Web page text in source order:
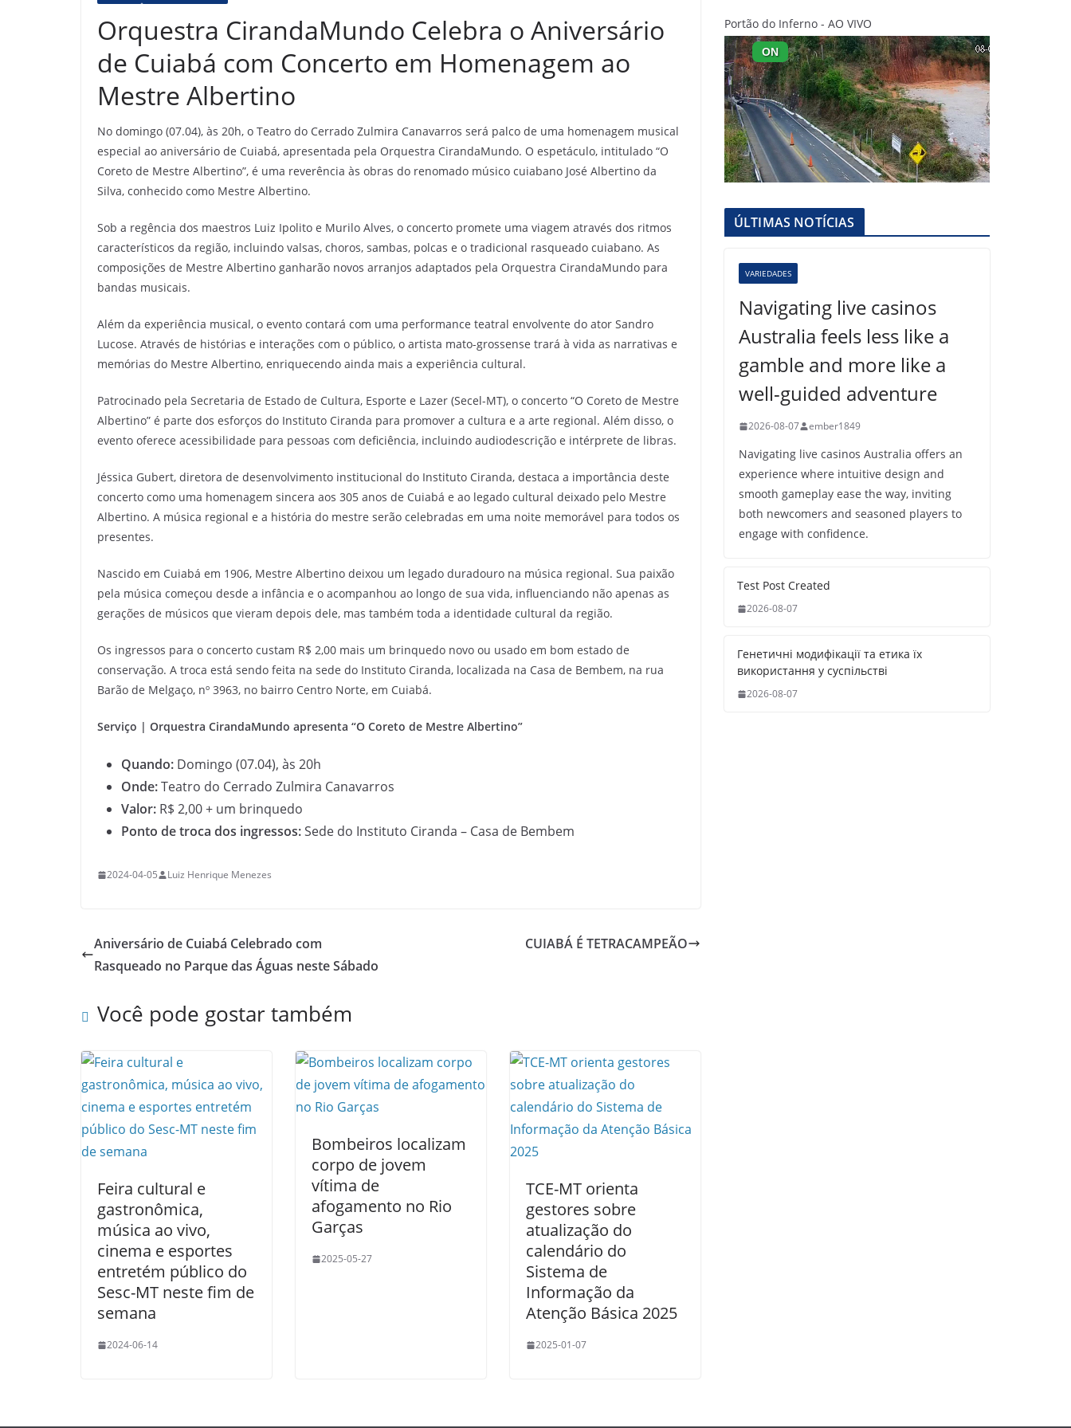
Orquestra CirandaMundo Celebra o Aniversário
de Cuiabá com Concerto em Homenagem ao
Mestre Albertino
No domingo (07.04), às 20h, o Teatro do Cerrado Zulmira Canavarros será palco de uma homenagem musical
especial ao aniversário de Cuiabá, apresentada pela Orquestra CirandaMundo. O espetáculo, intitulado “O
Coreto de Mestre Albertino”, é uma reverência às obras do renomado músico cuiabano José Albertino da
Silva, conhecido como Mestre Albertino.
Sob a regência dos maestros Luiz Ipolito e Murilo Alves, o concerto promete uma viagem através dos ritmos
característicos da região, incluindo valsas, choros, sambas, polcas e o tradicional rasqueado cuiabano. As
composições de Mestre Albertino ganharão novos arranjos adaptados pela Orquestra CirandaMundo para
bandas musicais.
Além da experiência musical, o evento contará com uma performance teatral envolvente do ator Sandro
Lucose. Através de histórias e interações com o público, o artista mato-grossense trará à vida as narrativas e
memórias do Mestre Albertino, enriquecendo ainda mais a experiência cultural.
Patrocinado pela Secretaria de Estado de Cultura, Esporte e Lazer (Secel-MT), o concerto “O Coreto de Mestre
Albertino” é parte dos esforços do Instituto Ciranda para promover a cultura e a arte regional. Além disso, o
evento oferece acessibilidade para pessoas com deficiência, incluindo audiodescrição e intérprete de libras.
Jéssica Gubert, diretora de desenvolvimento institucional do Instituto Ciranda, destaca a importância deste
concerto como uma homenagem sincera aos 305 anos de Cuiabá e ao legado cultural deixado pelo Mestre
Albertino. A música regional e a história do mestre serão celebradas em uma noite memorável para todos os
presentes.
Nascido em Cuiabá em 1906, Mestre Albertino deixou um legado duradouro na música regional. Sua paixão
pela música começou desde a infância e o acompanhou ao longo de sua vida, influenciando não apenas as
gerações de músicos que vieram depois dele, mas também toda a identidade cultural da região.
Os ingressos para o concerto custam R$ 2,00 mais um brinquedo novo ou usado em bom estado de
conservação. A troca está sendo feita na sede do Instituto Ciranda, localizada na Casa de Bembem, na rua
Barão de Melgaço, nº 3963, no bairro Centro Norte, em Cuiabá.
Serviço | Orquestra CirandaMundo apresenta “O Coreto de Mestre Albertino”
Quando: Domingo (07.04), às 20h
Onde:Teatro do Cerrado Zulmira Canavarros
Valor: R$ 2,00 + um brinquedo
Ponto de troca dos ingressos:Sede do Instituto Ciranda – Casa de Bembem
2024-04-05 Luiz Henrique Menezes
Aniversário de Cuiabá Celebrado com
Rasqueado no Parque das Águas neste Sábado
CUIABÁ É TETRACAMPEÃO
Você pode gostar também
Feira cultural e
gastronômica,
música ao vivo,
cinema e esportes
entretém público do
Sesc-MT neste fim de
semana
2024-06-14
Bombeiros localizam
corpo de jovem
vítima de
afogamento no Rio
Garças
2025-05-27
TCE-MT orienta
gestores sobre
atualização do
calendário do
Sistema de
Informação da
Atenção Básica 2025
2025-01-07
Portão do Inferno - AO VIVO
ÚLTIMAS NOTÍCIAS
VARIEDADES
Navigating live casinos
Australia feels less like a
gamble and more like a
well-guided adventure
2026-08-07 ember1849
Navigating live casinos Australia offers an
experience where intuitive design and
smooth gameplay ease the way, inviting
both newcomers and seasoned players to
engage with confidence.
Test Post Created
2026-08-07
Генетичні модифікації та етика їх
використання у суспільстві
2026-08-07